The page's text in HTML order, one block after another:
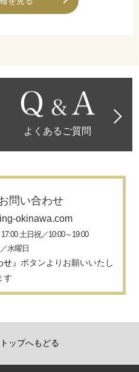
よくあるご質問
問い合わせ
okinawa.com
土日祝／10:00～19:00
水曜日
』 ボタンよりお願いいたし
す
ップへもどる